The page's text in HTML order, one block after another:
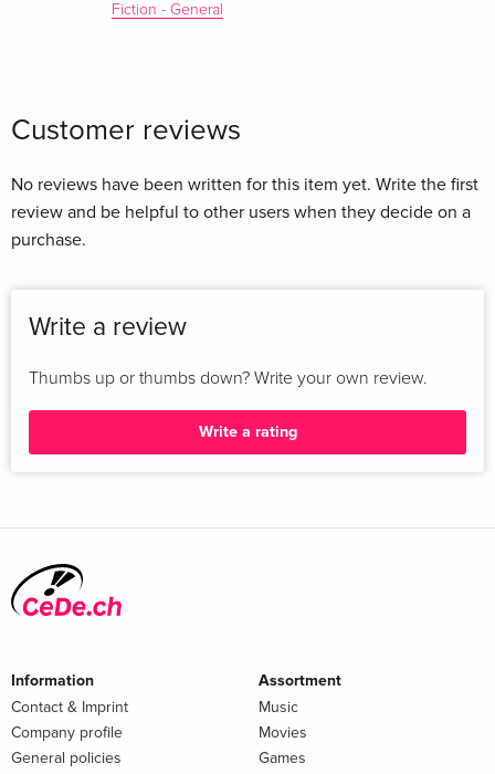
Fiction - General
Customer reviews
No reviews have been written for this item yet. Write the first
review and be helpful to other users when they decide on a
purchase.
Write a review
Thumbs up or thumbs down? Write your own review.
Write a rating
Information
Contact & Imprint
Company profile
General policies
Assortment
Music
Movies
Games